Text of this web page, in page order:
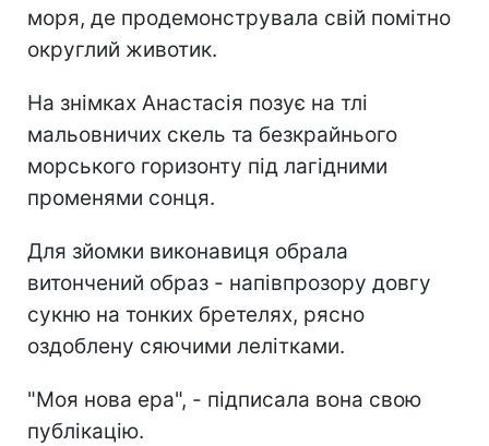
моря, де продемонструвала свій помітно
округлий животик.
На знімках Анастасія позує на тлі
мальовничих скель та безкрайнього
морського горизонту під лагідними
променями сонця.
Для зйомки виконавиця обрала
витончений образ - напівпрозору довгу
сукню на тонких бретелях, рясно
оздоблену сяючими лелітками.
"Моя нова ера", - підписала вона свою
публікацію.